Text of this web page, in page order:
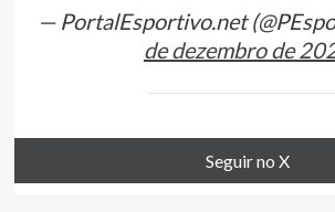
— PortalEsportivo.net
de dezembro de
Seguir no X